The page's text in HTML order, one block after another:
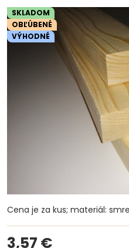
SKLADOM
OBĽÚBENÉ
VÝHODNÉ
Cena je za kus; materiál:
3,57 €